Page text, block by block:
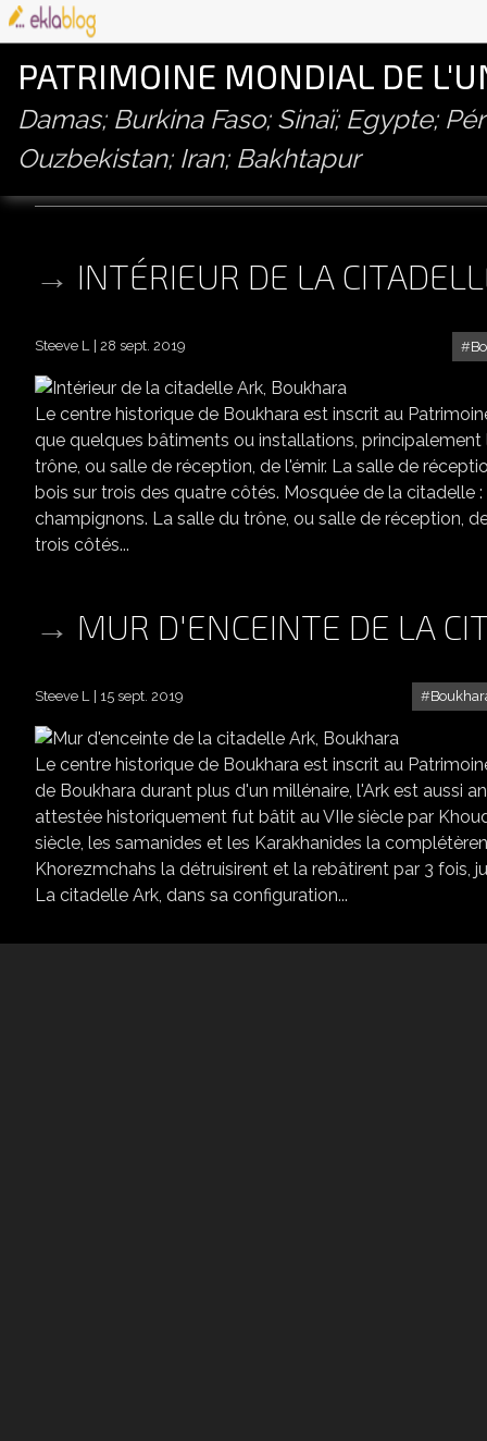
PATRIMOINE MONDIAL DE
Damas; Burkina Faso; Sinaï; Egypte;
Ouzbekistan; Iran; Bakhtapur
citadelle ark
INTÉRIEUR DE LA
Steeve L 28 sept. 2019
Le centre historique de Boukhara est inscrit au
que quelques bâtiments ou installations,
trône, ou salle de réception, de l'émir. La salle de
bois sur trois des quatre côtés. Mosquée de la
champignons. La salle du trône, ou salle de réception,
trois côtés...
MUR D'ENCEINTE DE LA
Steeve L 15 sept. 2019
Le centre historique de Boukhara est inscrit au
de Boukhara durant plus d'un millénaire, l'Ark est aussi
attestée historiquement fut bâtit au VIIe siècle par
siècle, les samanides et les Karakhanides la
Khorezmchahs la détruisirent et la rebâtirent par 3 fois,
La citadelle Ark, dans sa configuration...